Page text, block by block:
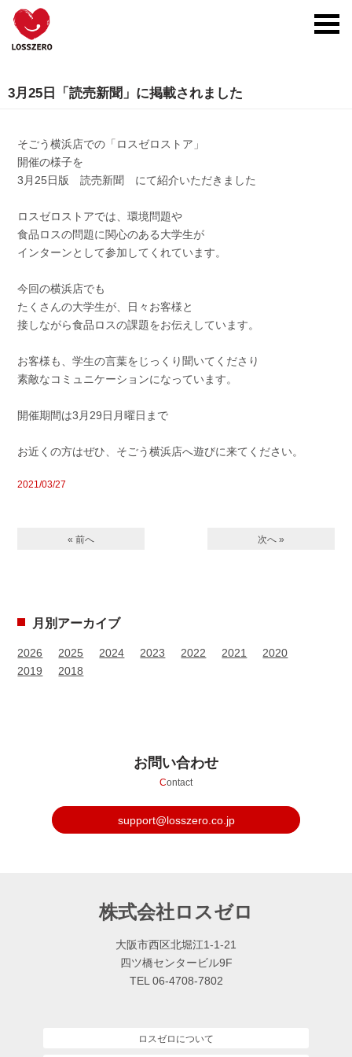
3月25日「読売新聞」に掲載されました
そごう横浜店での「ロスゼロストア」
開催の様子を
3月25日版 読売新聞 にて紹介いただきました
ロスゼロストアでは、環境問題や
食品ロスの問題に関心のある大学生が
インターンとして参加してくれています。
今回の横浜店でも
たくさんの大学生が、日々お客様と
接しながら食品ロスの課題をお伝えしています。
お客様も、学生の言葉をじっくり聞いてくださり
素敵なコミュニケーションになっています。
開催期間は3月29日月曜日まで
お近くの方はぜひ、そごう横浜店へ遊びに来てください。
2021/03/27
« 前へ 次へ »
月別アーカイブ
2026 2025 2024 2023 2022 2021
2020
2019
2018
お問い合わせ
Contact
support@losszero.co.jp
株式会社ロスゼロ
大阪市西区北堀江1-1-21
四ツ橋センタービル9F
TEL 06-4708-7802
ロスゼロについて